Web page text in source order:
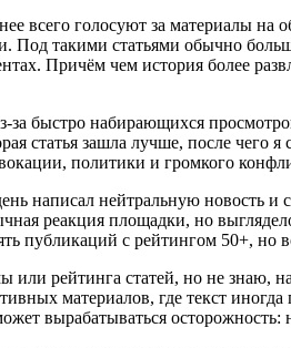
всего голосуют за материалы
Под такими статьями обычно
Причём чем история более
быстро набирающихся
статья зашла лучше, после чего
политики и громкого
написал нейтральную
реакция площадки, но
публикаций с рейтингом 50+, но
рейтинга статей, но не знаю,
материалов, где текст
вырабатываться